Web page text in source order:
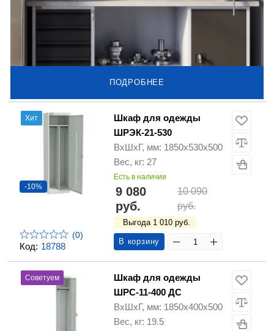
ПОДРОБНЕЕ
Код: 18788
Хит
-10%
(0)
Шкаф для одежды
ШРЭК-21-530
ВхШхГ, мм: 1850х530х500
Вес, кг: 27
Есть в наличии
9 080
руб.
10 090
руб.
Выгода 1 010 руб.
В корзину
Советуем
Шкаф для одежды
ШРС-11-400 ДС
ВхШхГ, мм: 1850х400х500
Вес, кг: 19.5